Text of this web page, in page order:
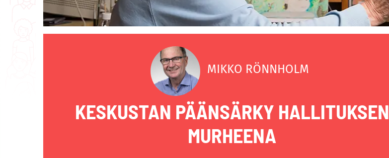
MIKKO RÖNNHOLM
KESKUSTAN PÄÄNSÄRKY HALLITUKSEN
MURHEENA